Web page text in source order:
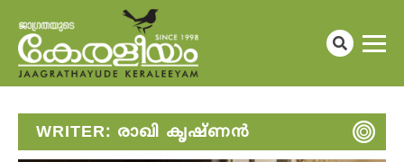
WRITER: രാഖി കൃഷ്ണൻ